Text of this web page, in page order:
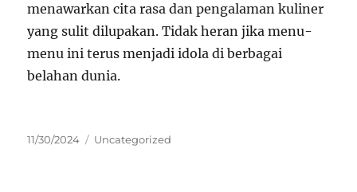
menawarkan cita rasa dan pengalaman kuliner
yang sulit dilupakan. Tidak heran jika menu-
menu ini terus menjadi idola di berbagai
belahan dunia.
Posted
11/30/2024 Categories
Uncategorized